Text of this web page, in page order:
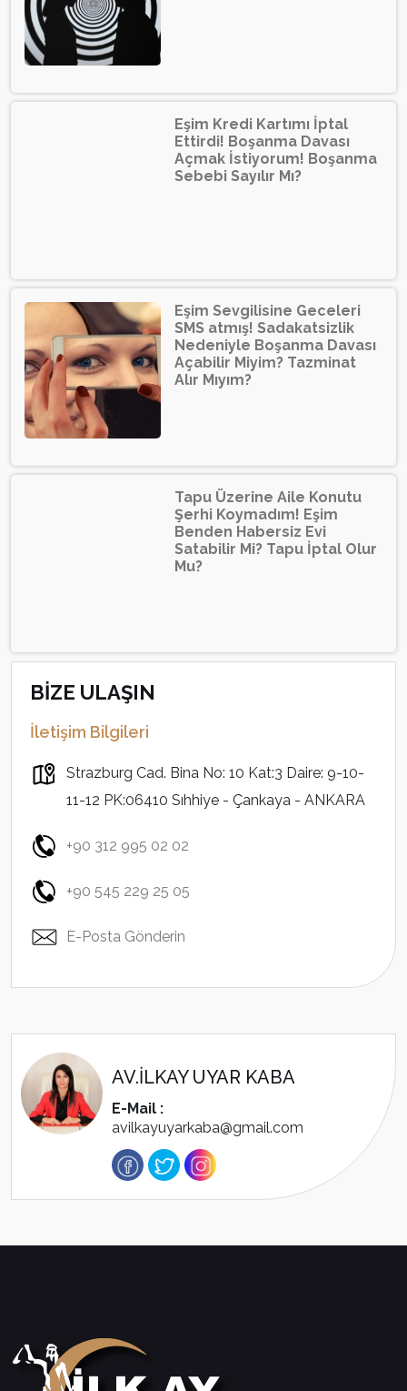
Eşim Kredi Kartımı İptal
Ettirdi! Boşanma Davası
Açmak İstiyorum! Boşanma
Sebebi Sayılır Mı?
Eşim Sevgilisine Geceleri
SMS atmış! Sadakatsizlik
Nedeniyle Boşanma Davası
Açabilir Miyim? Tazminat
Alır Mıyım?
Tapu Üzerine Aile Konutu
Şerhi Koymadım! Eşim
Benden Habersiz Evi
Satabilir Mi? Tapu İptal Olur
Mu?
BİZE ULAŞIN
İletişim Bilgileri
Strazburg Cad. Bina No: 10 Kat:3 Daire: 9-10-
11-12 PK:06410 Sıhhiye - Çankaya - ANKARA
+90 312 995 02 02
+90 545 229 25 05
E-Posta Gönderin
AV.İLKAY UYAR KABA
E-Mail :
avilkayuyarkaba@gmail.com